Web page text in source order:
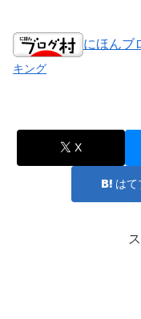
にほんブ
キング
X
はて